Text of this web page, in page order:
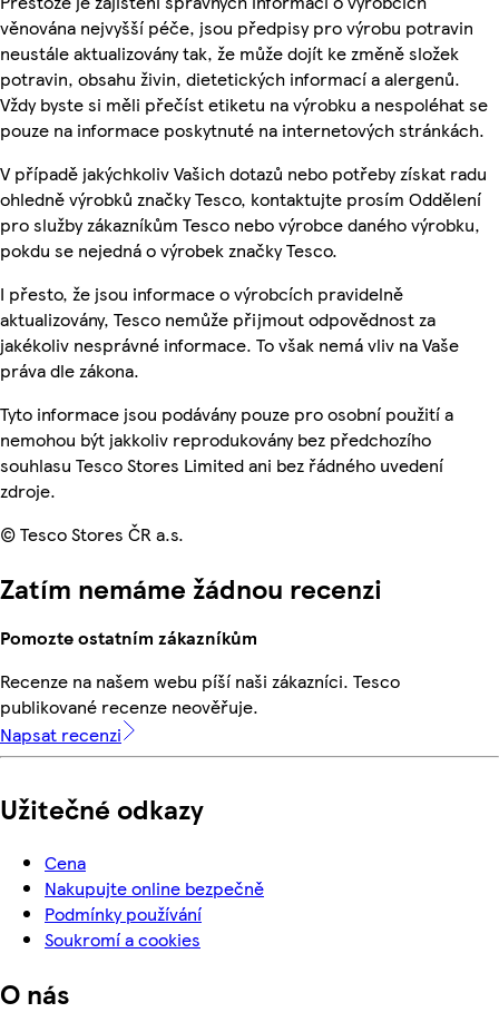
věnována nejvyšší péče, jsou předpisy pro výrobu potravin
neustále aktualizovány tak, že může dojít ke změně složek
potravin, obsahu živin, dietetických informací a alergenů.
Vždy byste si měli přečíst etiketu na výrobku a nespoléhat se
pouze na informace poskytnuté na internetových stránkách.
V případě jakýchkoliv Vašich dotazů nebo potřeby získat radu
ohledně výrobků značky Tesco, kontaktujte prosím Oddělení
pro služby zákazníkům Tesco nebo výrobce daného výrobku,
pokdu se nejedná o výrobek značky Tesco.
I přesto, že jsou informace o výrobcích pravidelně
aktualizovány, Tesco nemůže přijmout odpovědnost za
jakékoliv nesprávné informace. To však nemá vliv na Vaše
práva dle zákona.
Tyto informace jsou podávány pouze pro osobní použití a
nemohou být jakkoliv reprodukovány bez předchozího
souhlasu Tesco Stores Limited ani bez řádného uvedení
zdroje.
© Tesco Stores ČR a.s.
Zatím nemáme žádnou recenzi
Pomozte ostatním zákazníkům
Recenze na našem webu píší naši zákazníci. Tesco
publikované recenze neověřuje.
Napsat recenzi
Užitečné odkazy
Cena
Nakupujte online bezpečně
Podmínky používání
Soukromí a cookies
O nás